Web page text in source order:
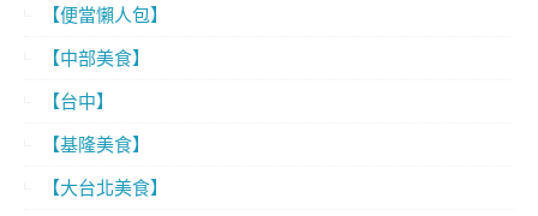
【便當懶人包】
【中部美食】
【台中】
【基隆美食】
【大台北美食】